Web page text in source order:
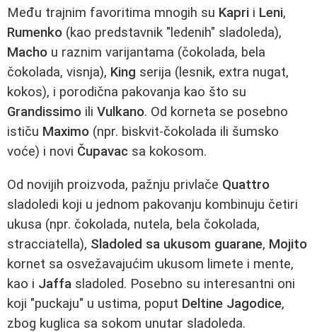
Među trajnim favoritima mnogih su Kapri i Leni,
Rumenko (kao predstavnik "ledenih" sladoleda),
Macho u raznim varijantama (čokolada, bela
čokolada, visnja), King serija (lesnik, extra nugat,
kokos), i porodična pakovanja kao što su
Grandissimo ili Vulkano. Od korneta se posebno
ističu Maximo (npr. biskvit-čokolada ili šumsko
voće) i novi Čupavac sa kokosom.
Od novijih proizvoda, pažnju privlače Quattro
sladoledi koji u jednom pakovanju kombinuju četiri
ukusa (npr. čokolada, nutela, bela čokolada,
stracciatella), Sladoled sa ukusom guarane, Mojito
kornet sa osvežavajućim ukusom limete i mente,
kao i Jaffa sladoled. Posebno su interesantni oni
koji "puckaju" u ustima, poput Deltine Jagodice,
zbog kuglica sa sokom unutar sladoleda.